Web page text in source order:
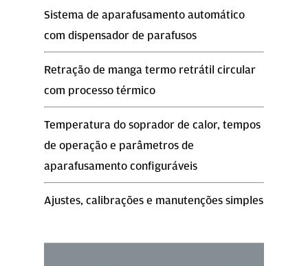
Sistema de aparafusamento automático
com dispensador de parafusos
Retração de manga termo retrátil circular
com processo térmico
Temperatura do soprador de calor, tempos
de operação e parâmetros de
aparafusamento configuráveis
Ajustes, calibrações e manutenções simples